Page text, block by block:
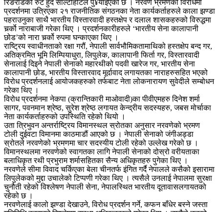
रिङरोडको रुट हुँदै सोल्टीहोटल पु¥याइएको छ । नरवणे भ्रमणको विरोधमा
प्रदर्शनमा उत्रिएका २१ राजनीतिक संगठनका नेता कार्यकर्ताहरुले काला झण्डा
पहराउनुका साथै भारतीय विस्तारवादी हस्तक्षेप र दलाल शासकहरुको विरुद्धमा
चर्र्काे नाराबाजी गरेका थिए । प्रदर्शनकारीहरुले ‘भारतीय सेना कालापानी
छोड’को नारा चर्र्को रुपमा घन्काएका थिए ।
राष्ट्रिय स्वाधीनताको रक्षा गरौं, नेपाली सार्वभौमिकतामाथिको हस्तक्षेप बन्द गर,
अतिक्रमित भूमि लिम्पियाधुरा, लिपुलेक, कालापानी फिर्ता गर, विस्तारवादी
सेनालाई दिइने नेपाली सेनाको महारथीको पदवी खारेज गर, भारतीय सेना
कालापानी छोड, भारतीय विस्तारवाद मूर्दावाद लगायतका नाराहरुसहित भएको
विरोध प्रदर्शनलाई आयोजकहरुको तर्फबाट नेता लोकनारायण सुवेदीले सम्बोधन
गरेका थिए ।
विरोध प्रदर्शनमा नेकपा (क्रान्तिकारी माओवादी)का पीवीएमहरु दिनेश शर्मा
सागर, पवनमान श्रेष्ठ, सुरेश श्रेष्ठ लगायत केन्द्रीय सदस्यहरु, जबस मोर्चाका
नेता कार्यकर्ताहरुको उपस्थिति रहेको थियो ।
उता त्रिभुवन अन्तर्राष्ट्रिय विमानस्थल स्रोतका अनुसार नरवणेको भ्रमण
टोली दुईवटा विमानमा काठमाडौं आएको छ । नेपाली सेनाको जंगीअड्डा
स्रोतले नरवणेको भ्रमणमा चार सदस्यीय टोली रहेको उल्लेख गरेको छ ।
विमानस्थलमा नरवणेको स्वागतका लागि नेपाली सेनाको दोस्रो वरीयताका
बलाधिकृत रथी प्रभुराम शर्मासहितका सैन्य अधिकृतहरु पुगेका थिए ।
नरवणेले सीमा विवाद चर्किएका बेला चीनतर्फ इंगित गर्दै नेपालले कसैको इसारामा
लिपुलेकको मुद्दा उचालेको टिप्पणी गरेका थिए । त्यसैले उनलाई नेपालमा सुरक्षा
चुनौती रहेको विश्लेषण नेपाली सेना, नेपालस्थित भारतीय दूतावासलगायतको
रहेको छ ।
नरवणेलाई कालो झण्डा देखाउने, विरोध प्रदर्शन गर्ने, कफन बाँधेर बस्ने जस्ता